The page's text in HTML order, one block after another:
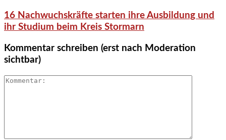
16 Nachwuchskräfte starten ihre Ausbildung und
ihr Studium beim Kreis Stormarn
Kommentar schreiben (erst nach Moderation
sichtbar)